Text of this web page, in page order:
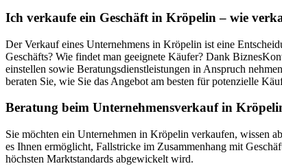
Ich verkaufe ein Geschäft in Kröpelin – wie
Der Verkauf eines Unternehmens in Kröpelin ist eine
Geschäfts? Wie findet man geeignete Käufer? Dank
einstellen sowie Beratungsdienstleistungen in Anspruch
beraten Sie, wie Sie das Angebot am besten für potenzielle
Beratung beim Unternehmensverkauf in
Sie möchten ein Unternehmen in Kröpelin verkaufen, wissen
es Ihnen ermöglicht, Fallstricke im Zusammenhang mit
höchsten Marktstandards abgewickelt wird.